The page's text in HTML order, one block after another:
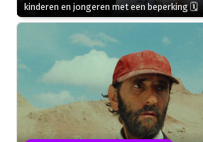
kinderen en jongeren met een beperking 🗓